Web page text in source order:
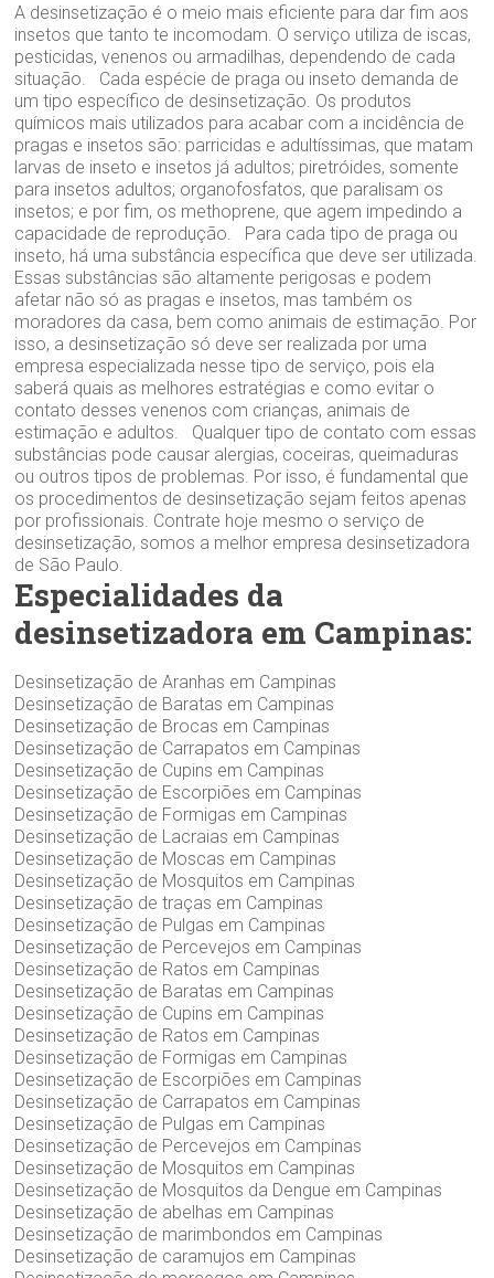
A desinsetização é o meio mais eficiente para dar fim aos
insetos que tanto te incomodam. O serviço utiliza de iscas,
pesticidas, venenos ou armadilhas, dependendo de cada
situação. Cada espécie de praga ou inseto demanda de
um tipo específico de desinsetização. Os produtos
químicos mais utilizados para acabar com a incidência de
pragas e insetos são: parricidas e adultíssimas, que matam
larvas de inseto e insetos já adultos; piretróides, somente
para insetos adultos; organofosfatos, que paralisam os
insetos; e por fim, os methoprene, que agem impedindo a
capacidade de reprodução. Para cada tipo de praga ou
inseto, há uma substância específica que deve ser utilizada.
Essas substâncias são altamente perigosas e podem
afetar não só as pragas e insetos, mas também os
moradores da casa, bem como animais de estimação. Por
isso, a desinsetização só deve ser realizada por uma
empresa especializada nesse tipo de serviço, pois ela
saberá quais as melhores estratégias e como evitar o
contato desses venenos com crianças, animais de
estimação e adultos. Qualquer tipo de contato com essas
substâncias pode causar alergias, coceiras, queimaduras
ou outros tipos de problemas. Por isso, é fundamental que
os procedimentos de desinsetização sejam feitos apenas
por profissionais. Contrate hoje mesmo o serviço de
desinsetização, somos a melhor empresa desinsetizadora
de São Paulo.
Especialidades da
desinsetizadora em Campinas:
Desinsetização de Aranhas em Campinas
Desinsetização de Baratas em Campinas
Desinsetização de Brocas em Campinas
Desinsetização de Carrapatos em Campinas
Desinsetização de Cupins em Campinas
Desinsetização de Escorpiões em Campinas
Desinsetização de Formigas em Campinas
Desinsetização de Lacraias em Campinas
Desinsetização de Moscas em Campinas
Desinsetização de Mosquitos em Campinas
Desinsetização de traças em Campinas
Desinsetização de Pulgas em Campinas
Desinsetização de Percevejos em Campinas
Desinsetização de Ratos em Campinas
Desinsetização de Baratas em Campinas
Desinsetização de Cupins em Campinas
Desinsetização de Ratos em Campinas
Desinsetização de Formigas em Campinas
Desinsetização de Escorpiões em Campinas
Desinsetização de Carrapatos em Campinas
Desinsetização de Pulgas em Campinas
Desinsetização de Percevejos em Campinas
Desinsetização de Mosquitos em Campinas
Desinsetização de Mosquitos da Dengue em Campinas
Desinsetização de abelhas em Campinas
Desinsetização de marimbondos em Campinas
Desinsetização de caramujos em Campinas